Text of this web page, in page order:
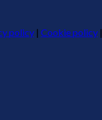
policy | Cookie policy |